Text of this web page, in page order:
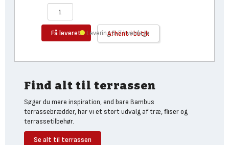
Få leveret Afhent i butik
Levering 5-7 hverdage
Find alt til terrassen
Søger du mere inspiration, end bare Bambus
terrassebrædder, har vi et stort udvalg af træ, fliser og
terrassetilbehør.
Se alt til terrassen